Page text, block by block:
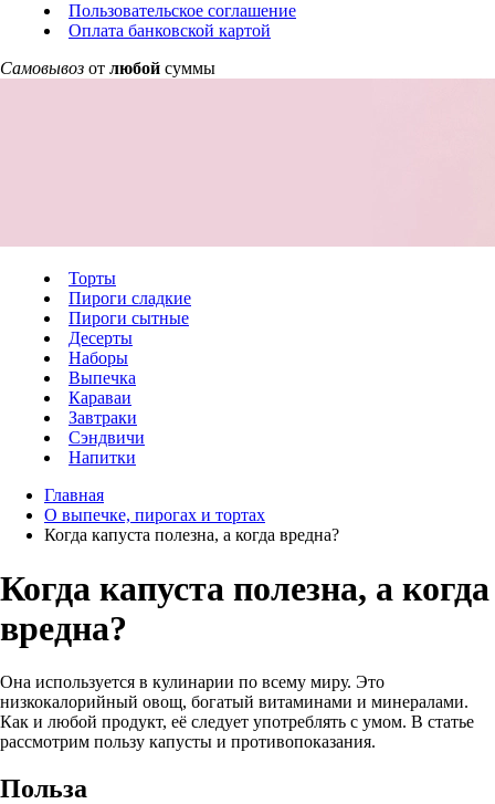
Пользовательское соглашение
Оплата банковской картой
Самовывоз от любой суммы
Торты
Пироги сладкие
Пироги сытные
Десерты
Наборы
Выпечка
Караваи
Завтраки
Сэндвичи
Напитки
Главная
О выпечке, пирогах и тортах
Когда капуста полезна, а когда вредна?
Когда капуста полезна, а когда
вредна?
Она используется в кулинарии по всему миру. Это
низкокалорийный овощ, богатый витаминами и минералами.
Как и любой продукт, её следует употреблять с умом. В статье
рассмотрим пользу капусты и противопоказания.
Польза